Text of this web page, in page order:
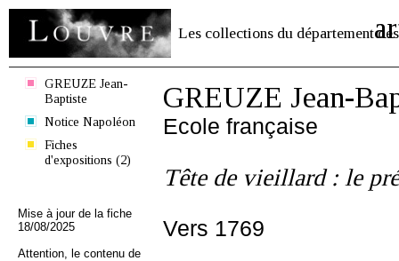
Les collections du département des
GREUZE Jean-
Baptiste
Notice Napoléon
Fiches
d'expositions (2)
Mise à jour de la fiche
18/08/2025
Attention, le contenu de
GREUZE Jean-
Ecole française
Tête de vieillard : le
Vers 1769